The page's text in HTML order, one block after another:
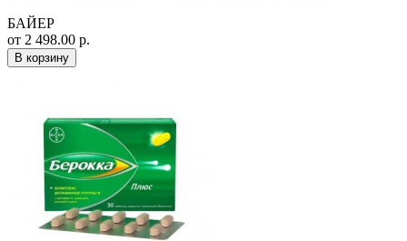
БАЙЕР
от 2 498.00 р.
В корзину